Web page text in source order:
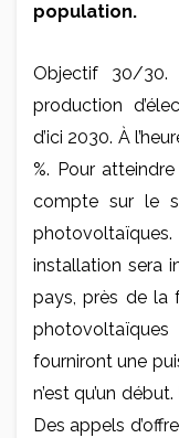
population.
Objectif 30/
production
d’ici 2030. À
%. Pour
compte sur le
installation sera
pays, près de la
fourniront une
n’est qu’un
Des appels